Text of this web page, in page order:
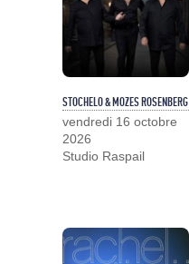
STOCHELO & MOZES ROSENBERG
vendredi 16 octobre
2026
Studio Raspail